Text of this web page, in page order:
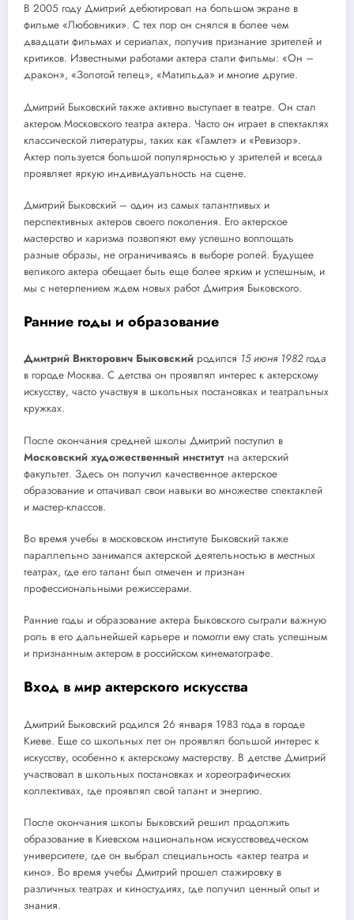
В 2005 году Дмитрий дебютировал на большом экране в
фильме «Любовники». С тех пор он снялся в более чем
двадцати фильмах и сериалах, получив признание зрителей и
критиков. Известными работами актера стали фильмы: «Он –
дракон», «Золотой телец», «Матильда» и многие другие.
Дмитрий Быковский также активно выступает в театре. Он стал
актером Московского театра актера. Часто он играет в спектаклях
классической литературы, таких как «Гамлет» и «Ревизор».
Актер пользуется большой популярностью у зрителей и всегда
проявляет яркую индивидуальность на сцене.
Дмитрий Быковский – один из самых талантливых и
перспективных актеров своего поколения. Его актерское
мастерство и харизма позволяют ему успешно воплощать
разные образы, не ограничиваясь в выборе ролей. Будущее
великого актера обещает быть еще более ярким и успешным, и
мы с нетерпением ждем новых работ Дмитрия Быковского.
Ранние годы и образование
Дмитрий Викторович Быковский родился 15 июня 1982 года
в городе Москва. С детства он проявлял интерес к актерскому
искусству, часто участвуя в школьных постановках и театральных
кружках.
После окончания средней школы Дмитрий поступил в
Московский художественный институт на актерский
факультет. Здесь он получил качественное актерское
образование и оттачивал свои навыки во множестве спектаклей
и мастер-классов.
Во время учебы в московском институте Быковский также
параллельно занимался актерской деятельностью в местных
театрах, где его талант был отмечен и признан
профессиональными режиссерами.
Ранние годы и образование актера Быковского сыграли важную
роль в его дальнейшей карьере и помогли ему стать успешным
и признанным актером в российском кинематографе.
Вход в мир актерского искусства
Дмитрий Быковский родился 26 января 1983 года в городе
Киеве. Еще со школьных лет он проявлял большой интерес к
искусству, особенно к актерскому мастерству. В детстве Дмитрий
участвовал в школьных постановках и хореографических
коллективах, где проявлял свой талант и энергию.
После окончания школы Быковский решил продолжить
образование в Киевском национальном искусствоведческом
университете, где он выбрал специальность «актер театра и
кино». Во время учебы Дмитрий прошел стажировку в
различных театрах и киностудиях, где получил ценный опыт и
знания.